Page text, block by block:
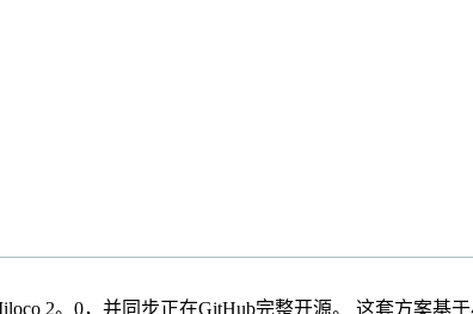
2。0，并同步正在GitHub完整开源。 这套方案基于